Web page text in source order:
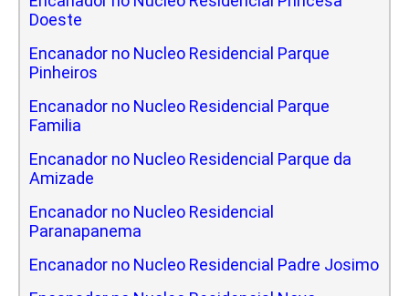
Doeste
Encanador no Nucleo Residencial Parque
Pinheiros
Encanador no Nucleo Residencial Parque
Familia
Encanador no Nucleo Residencial Parque da
Amizade
Encanador no Nucleo Residencial
Paranapanema
Encanador no Nucleo Residencial Padre Josimo